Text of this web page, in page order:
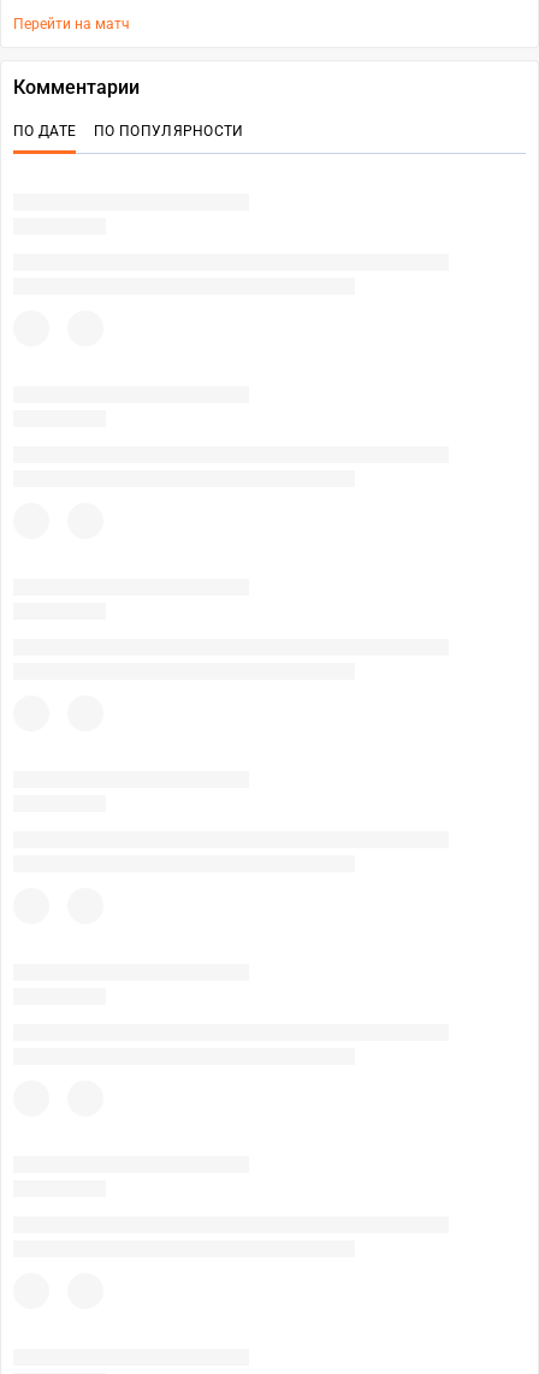
Перейти на матч
Комментарии
ПО ДАТЕ ПО ПОПУЛЯРНОСТИ